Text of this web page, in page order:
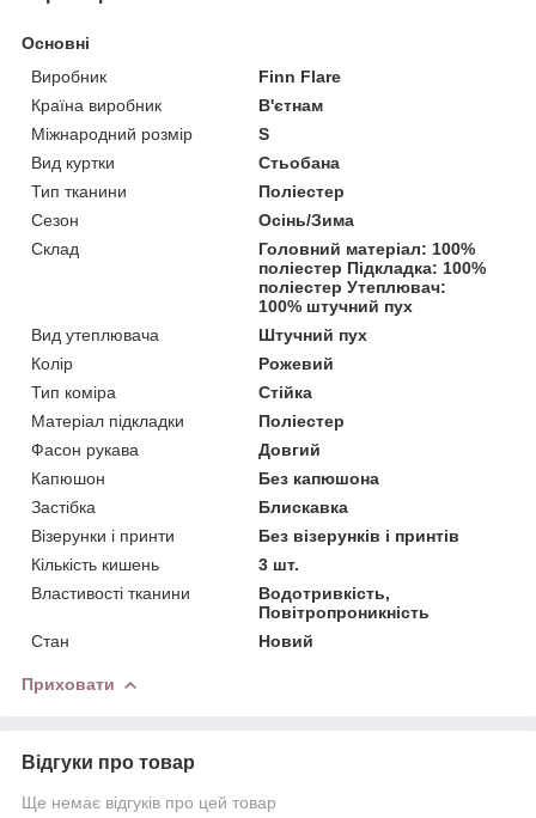
Основні
Виробник
Finn Flare
Країна виробник
В'єтнам
Міжнародний розмір
S
Вид куртки
Стьобана
Тип тканини
Поліестер
Сезон
Осінь/Зима
Склад
Головний матеріал: 100%
поліестер Підкладка: 100%
поліестер Утеплювач:
100% штучний пух
Вид утеплювача
Штучний пух
Колір
Рожевий
Тип коміра
Стійка
Матеріал підкладки
Поліестер
Фасон рукава
Довгий
Капюшон
Без капюшона
Застібка
Блискавка
Візерунки і принти
Без візерунків і принтів
Кількість кишень
3 шт.
Властивості тканини
Водотривкість,
Повітропроникність
Стан
Новий
Приховати
Відгуки про товар
Ще немає відгуків про цей товар